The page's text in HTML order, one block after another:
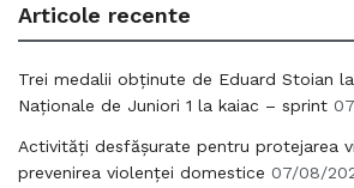
Articole recente
Trei medalii obținute de Eduard Stoian
Naționale de Juniori 1 la kaiac – sprint
Activități desfășurate pentru protejarea
prevenirea violenței domestice 07/08/